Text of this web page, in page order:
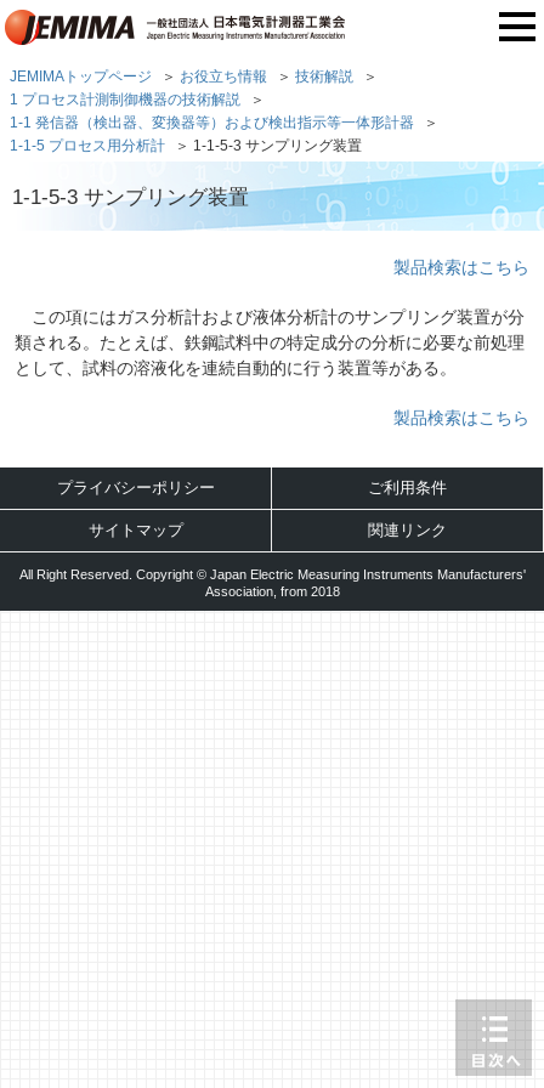
JEMIMAトップページ お役立ち情報
技術解説
1 プロセス計測制御機器の技術解説
1-1 発信器（検出器、変換器等）および検出指示等一体形計器
1-1-5 プロセス用分析計
1-1-5-3 サンプリング装置
1-1-5-3 サンプリング装置
製品検索はこちら
この項にはガス分析計および液体分析計のサンプリング装置が分
類される。たとえば、鉄鋼試料中の特定成分の分析に必要な前処理
として、試料の溶液化を連続自動的に行う装置等がある。
製品検索はこちら
プライバシーポリシー ご利用条件
サイトマップ 関連リンク
All Right Reserved. Copyright © Japan Electric Measuring Instruments Manufacturers'
Association, from 2018